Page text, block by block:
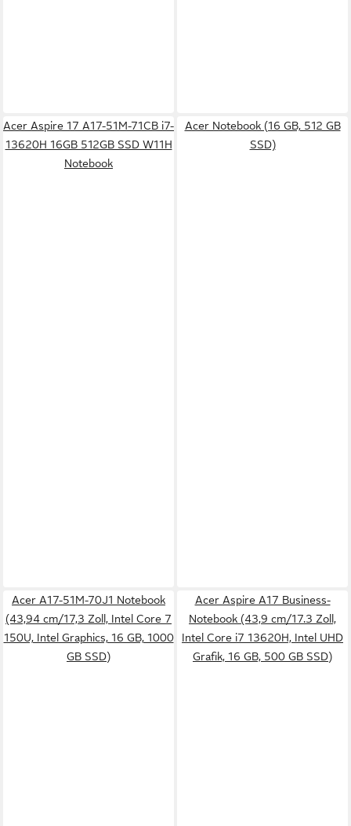
Acer Aspire 17 A17-51M-71CB i7-
13620H 16GB 512GB SSD W11H
Notebook
Acer Notebook (16 GB, 512 GB
SSD)
Acer A17-51M-70J1 Notebook
(43,94 cm/17,3 Zoll, Intel Core 7
150U, Intel Graphics, 16 GB, 1000
GB SSD)
Acer Aspire A17 Business-
Notebook (43,9 cm/17.3 Zoll,
Intel Core i7 13620H, Intel UHD
Grafik, 16 GB, 500 GB SSD)